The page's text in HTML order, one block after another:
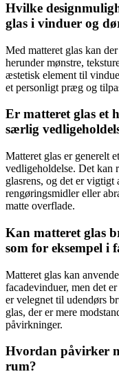
Hvilke
glas i vinduer og
Med matteret glas kan
herunder mønstre,
æstetisk element til
et personligt præg og
Er matteret glas et
særlig
Matteret glas er generelt
vedligeholdelse. Det kan
glasrens, og det er vigtigt
rengøringsmidler eller
matte overflade.
Kan matteret glas
som for eksempel i
Matteret glas kan
facadevinduer, men det
er velegnet til udendørs
glas, der er mere
påvirkninger.
Hvordan påvirker
rum?